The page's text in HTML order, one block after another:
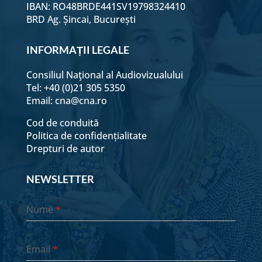
Cum să discern vocea lui
Dumnezeu de imaginația
mea?
Cum pot primi călăuzirea
lui Dumnezeu?
sine?
repetate?
IBAN: RO48BRDE441SV19798324410
BRD Ag. Șincai, București
INFORMAȚII LEGALE
Consiliul Naţional al Audiovizualului
Tel: +40 (0)21 305 5350
Email: cna@cna.ro
Cod de conduită
Politica de confidențialitate
Drepturi de autor
NEWSLETTER
Nume*
Email *